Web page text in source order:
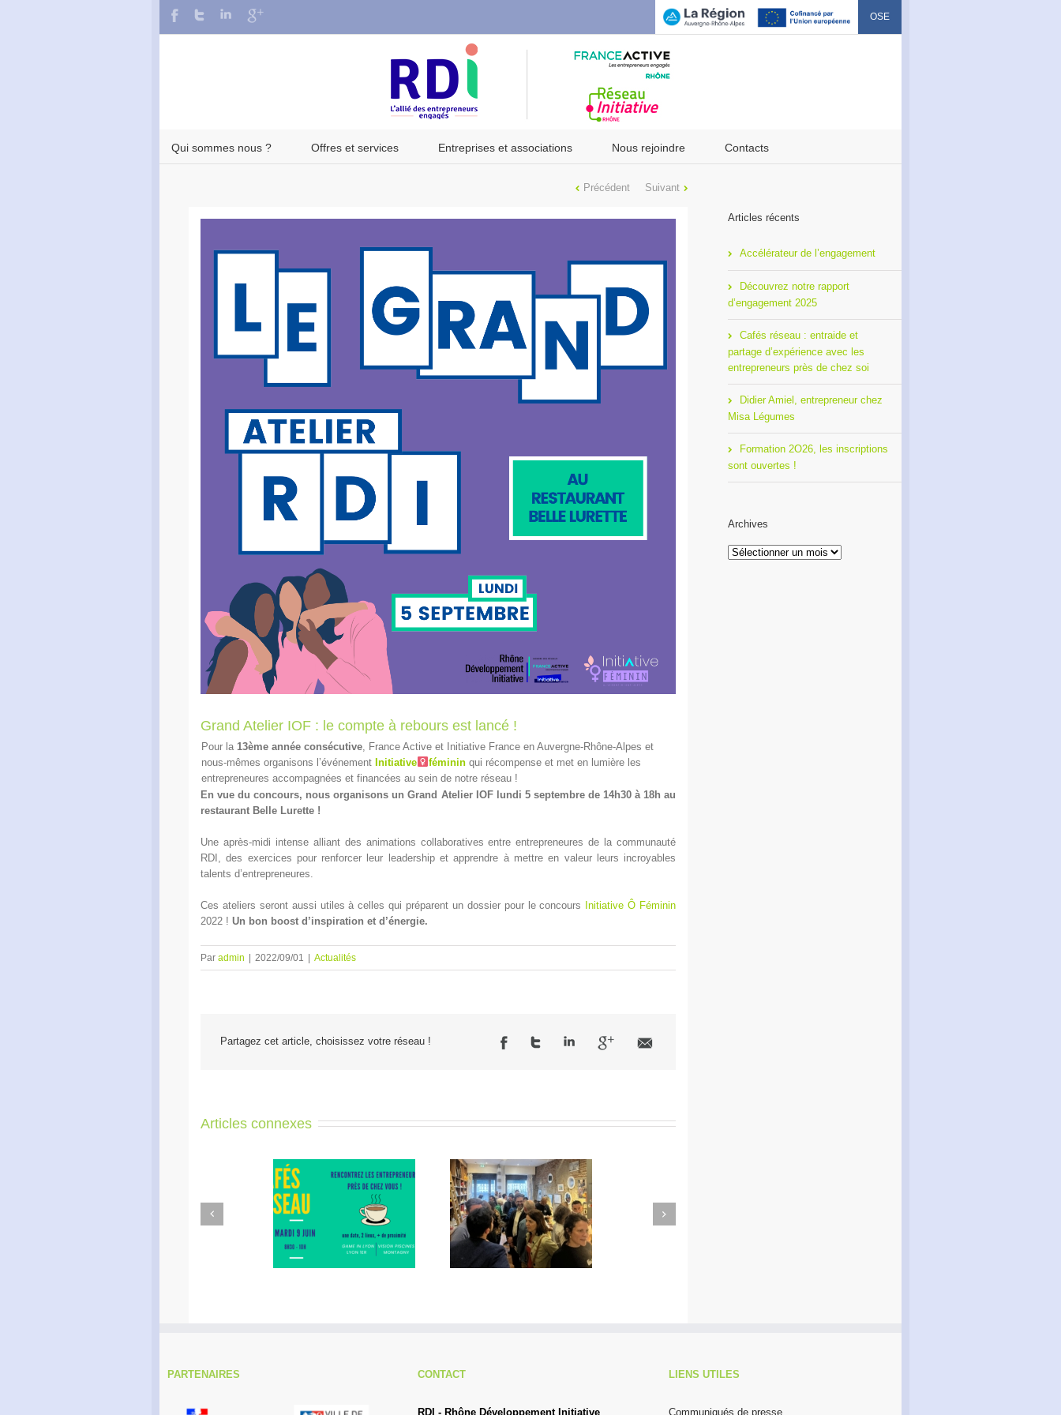
OSE
Qui sommes nous ? Offres et services Entreprises et associations Nous rejoindre Contacts
Précédent Suivant
Grand Atelier IOF : le compte à rebours est lancé !
Pour la 13ème année consécutive, France Active et Initiative France en Auvergne-Rhône-Alpes et
nous-mêmes organisons l’événement Initiative fémininqui récompense et met en lumière les
entrepreneures accompagnées et financées au sein de notre réseau !
En vue du concours, nous organisons un Grand Atelier IOF lundi 5 septembre de 14h30 à 18h au
restaurant Belle Lurette !
Une après-midi intense alliant des animations collaboratives entre entrepreneures de la communauté
RDI, des exercices pour renforcer leur leadership et apprendre à mettre en valeur leurs incroyables
talents d’entrepreneures.
Ces ateliers seront aussi utiles à celles qui préparent un dossier pour le concours
Initiative Ô Féminin
2022 ! Un bon boost d’inspiration et d’énergie.
Par admin 2022/09/01 Actualités
Partagez cet article, choisissez votre réseau !
Articles connexes
Café Réseau : créez votre
Apéro Réseau des
entrepreneurs
Matinale de l’innovation
chez Fricots
Previous
Next
Articles récents
Accélérateur de l’engagement
Découvrez notre rapport
d’engagement 2025
Cafés réseau : entraide et
partage d’expérience avec les
entrepreneurs près de chez soi
Didier Amiel, entrepreneur chez
Misa Légumes
Formation 2O26, les inscriptions
sont ouvertes !
Archives
Archives
PARTENAIRES CONTACT
RDI - Rhône Développement Initiative
LIENS UTILES
Communiqués de presse